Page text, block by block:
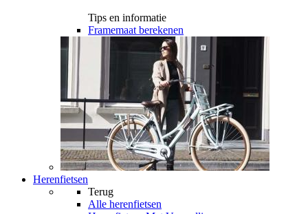
Tips en informatie
Framemaat berekenen
Herenfietsen
Terug
Alle herenfietsen